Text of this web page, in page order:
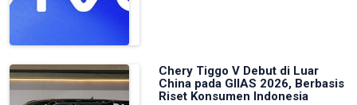
Chery Tiggo V Debut di Luar
China pada GIIAS 2026, Berbasis
Riset Konsumen Indonesia